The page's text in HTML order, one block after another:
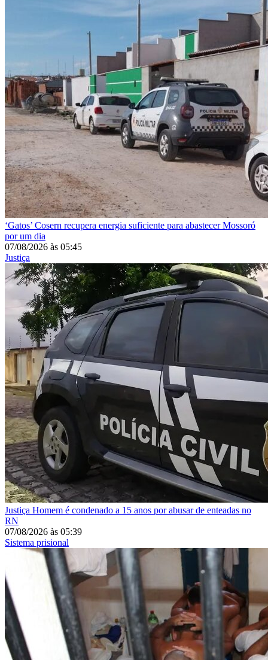
‘Gatos’ Cosern recupera energia suficiente para abastecer Mossoró
por um dia
07/08/2026 às 05:45
Justiça
Justiça Homem é condenado a 15 anos por abusar de enteadas no
RN
07/08/2026 às 05:39
Sistema prisional